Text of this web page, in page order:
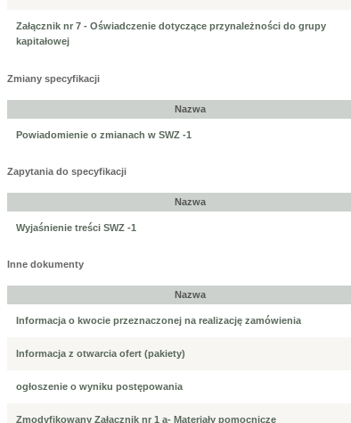
Załącznik nr 7 - Oświadczenie dotyczące przynależności do grupy
kapitałowej
Zmiany specyfikacji
Nazwa
Powiadomienie o zmianach w SWZ -1
Zapytania do specyfikacji
Nazwa
Wyjaśnienie treści SWZ -1
Inne dokumenty
Nazwa
Informacja o kwocie przeznaczonej na realizację zamówienia
Informacja z otwarcia ofert (pakiety)
ogłoszenie o wyniku postępowania
Zmodyfikowany Załącznik nr 1 a- Materiały pomocnicze